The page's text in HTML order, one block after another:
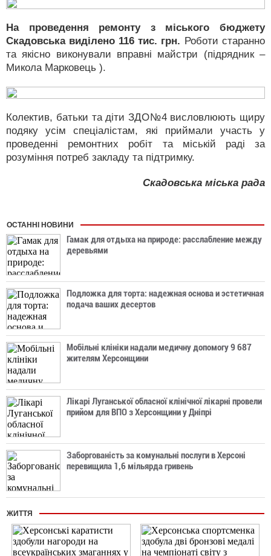
На проведення ремонту з міського бюджету
Скадовська виділено 116 тис. грн. Роботи старанно
та якісно виконували вправні майстри (підрядник –
Микола Марковець ).
Колектив, батьки та діти ЗДО№4 висловлюють щиру
подяку усім спеціалістам, які приймали участь у
проведенні ремонтних робіт та міській раді за
розуміння потреб закладу та підтримку.
Скадовська міська рада
ОСТАННІ НОВИНИ
Гамак для отдыха на природе: расслабление между
деревьями
Подложка для торта: надежная основа и эстетичная
подача ваших десертов
Мобільні клініки надали медичну допомогу 9 687
жителям Херсонщини
Лікарі Луганської обласної клінічної лікарні провели
прийом для ВПО з Херсонщини у Дніпрі
Заборгованість за комунальні послуги в Херсоні
перевищила 1,6 мільярда гривень
ЖИТТЯ